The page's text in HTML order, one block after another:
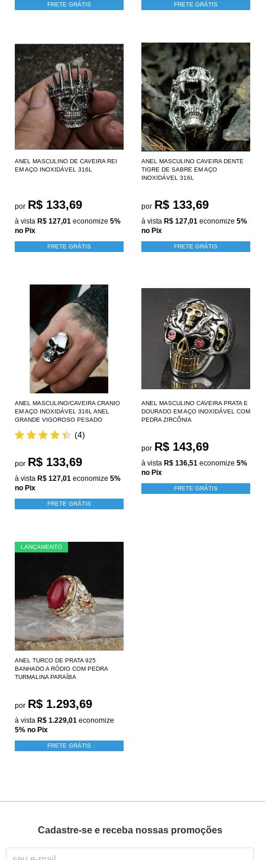
FRETE GRÁTIS FRETE GRÁTIS
ANEL MASCULINO DE CAVEIRA REI
EM AÇO INOXIDÁVEL 316L
por R$ 133,69
à vista R$ 127,01 economize 5%
no Pix
FRETE GRÁTIS
ANEL MASCULINO CAVEIRA DENTE
TIGRE DE SABRE EM AÇO
INOXIDÁVEL 316L
por R$ 133,69
à vista R$ 127,01 economize 5%
no Pix
FRETE GRÁTIS
ANEL MASCULINO/CAVEIRA CRANIO
EM AÇO INOXIDÁVEL 316L ANEL
GRANDE VIGOROSO PESADO
(4)
por R$ 133,69
à vista R$ 127,01 economize 5%
no Pix
FRETE GRÁTIS
ANEL MASCULINO CAVEIRA PRATA E
DOURADO EM AÇO INOXIDÁVEL COM
PEDRA ZIRCÔNIA
por R$ 143,69
à vista R$ 136,51 economize 5%
no Pix
FRETE GRÁTIS
LANÇAMENTO
ANEL TURCO DE PRATA 925
BANHADO A RÓDIO COM PEDRA
TURMALINA PARAÍBA
por R$ 1.293,69
à vista R$ 1.229,01 economize
5% no Pix
FRETE GRÁTIS
Cadastre-se e receba nossas promoções